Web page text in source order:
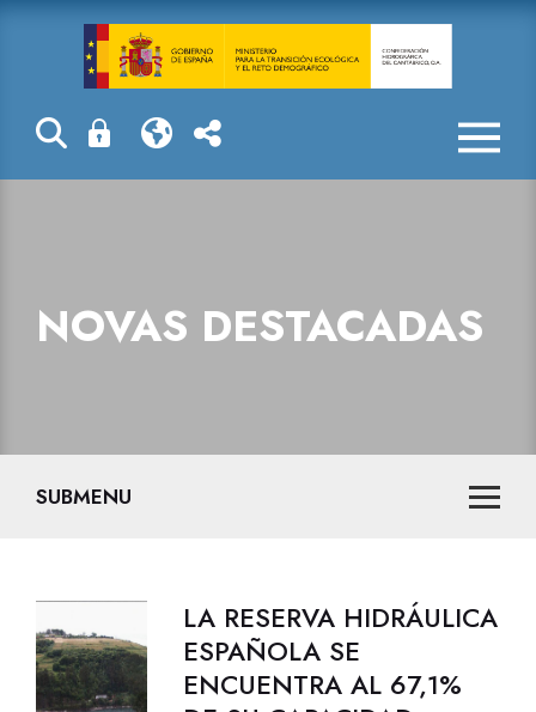
Novas
NOVAS DESTACADAS
SUBMENU
LA RESERVA HIDRÁULICA
ESPAÑOLA SE
ENCUENTRA AL 67,1%